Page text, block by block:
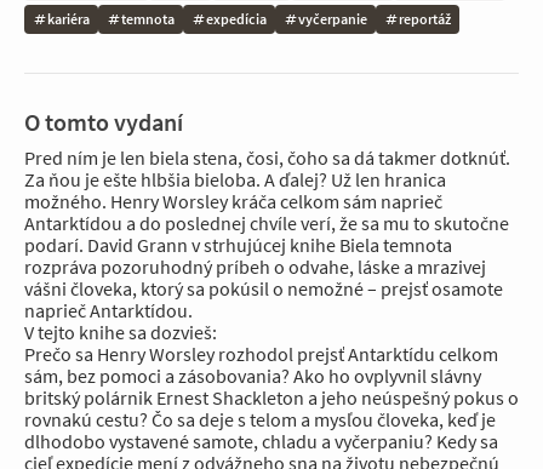
kariéra
temnota expedícia vyčerpanie reportáž
O tomto vydaní
Pred ním je len biela stena, čosi, čoho sa dá takmer dotknúť.
Za ňou je ešte hlbšia bieloba. A ďalej? Už len hranica
možného. Henry Worsley kráča celkom sám naprieč
Antarktídou a do poslednej chvíle verí, že sa mu to skutočne
podarí. David Grann v strhujúcej knihe Biela temnota
rozpráva pozoruhodný príbeh o odvahe, láske a mrazivej
vášni človeka, ktorý sa pokúsil o nemožné – prejsť osamote
naprieč Antarktídou.
V tejto knihe sa dozvieš:
Prečo sa Henry Worsley rozhodol prejsť Antarktídu celkom
sám, bez pomoci a zásobovania? Ako ho ovplyvnil slávny
britský polárnik Ernest Shackleton a jeho neúspešný pokus o
rovnakú cestu? Čo sa deje s telom a mysľou človeka, keď je
dlhodobo vystavené samote, chladu a vyčerpaniu? Kedy sa
cieľ expedície mení z odvážneho sna na životu nebezpečnú